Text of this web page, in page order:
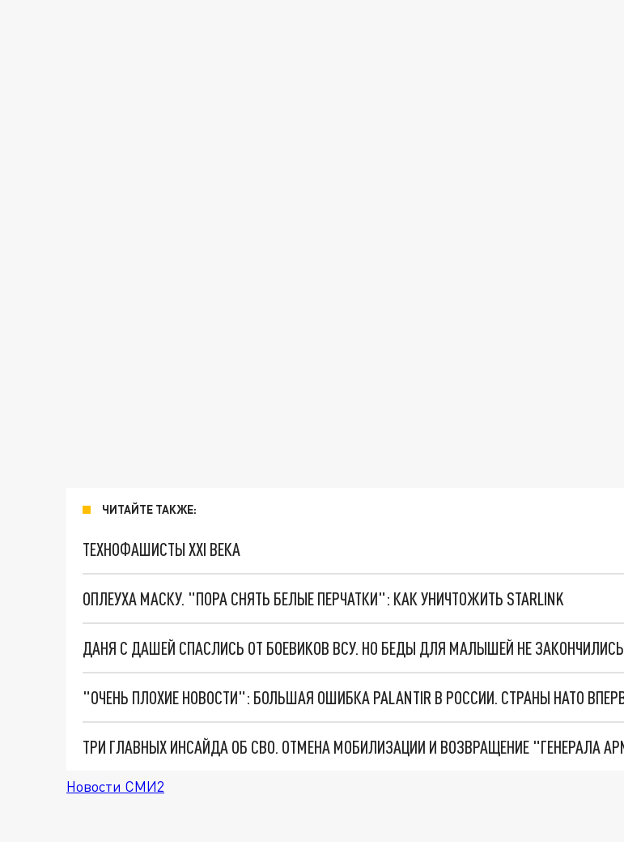
ЧИТАЙТЕ ТАКЖЕ:
ТЕХНОФАШИСТЫ XXI ВЕКА
ОПЛЕУХА МАСКУ. "ПОРА СНЯТЬ БЕЛЫЕ ПЕРЧАТКИ": КАК УНИЧТОЖИТЬ STARLINK
ДАНЯ С ДАШЕЙ СПАСЛИСЬ ОТ БОЕВИКОВ ВСУ. НО БЕДЫ ДЛЯ МАЛЫШЕЙ НЕ ЗАКОНЧИЛИСЬ
Новости СМИ2